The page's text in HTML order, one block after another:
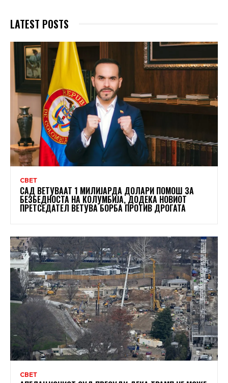
LATEST POSTS
СВЕТ
САД ВЕТУВААТ 1 МИЛИЈАРДА ДОЛАРИ ПОМОШ ЗА
БЕЗБЕДНОСТА НА КОЛУМБИЈА, ДОДЕКА НОВИОТ
ПРЕТСЕДАТЕЛ ВЕТУВА БОРБА ПРОТИВ ДРОГАТА
СВЕТ